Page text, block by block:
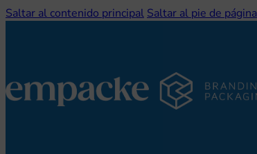
Saltar al contenido principal Saltar al pie de página